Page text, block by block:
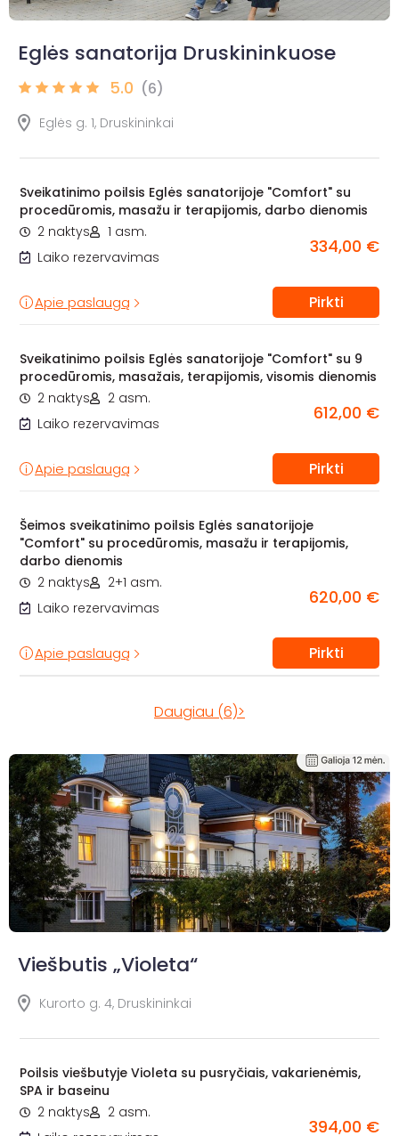
Eglės sanatorija Druskininkuose
5.0 (6)
Eglės g. 1, Druskininkai
Sveikatinimo poilsis Eglės sanatorijoje "Comfort" su
procedūromis, masažu ir terapijomis, darbo dienomis
2 naktys
1 asm.
Laiko rezervavimas
334,00 €
Apie paslaugą Pirkti
Sveikatinimo poilsis Eglės sanatorijoje "Comfort" su 9
procedūromis, masažais, terapijomis, visomis dienomis
2 naktys
2 asm.
Laiko rezervavimas
612,00 €
Apie paslaugą Pirkti
Šeimos sveikatinimo poilsis Eglės sanatorijoje
"Comfort" su procedūromis, masažu ir terapijomis,
darbo dienomis
2 naktys
2+1 asm.
Laiko rezervavimas
620,00 €
Apie paslaugą Pirkti
Daugiau (6)>
Viešbutis „Violeta“
Kurorto g. 4, Druskininkai
Poilsis viešbutyje Violeta su pusryčiais, vakarienėmis,
SPA ir baseinu
2 naktys
2 asm.
394,00 €